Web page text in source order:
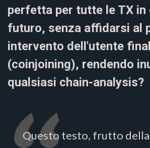
perfetta per tutte le TX in
futuro, senza affidarsi al
intervento dell'utente
(coinjoining), rendendo
qualsiasi chain-analysis?
Questo testo, frutto della